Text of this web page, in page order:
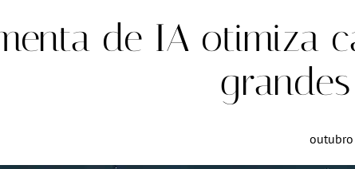
de IA otimiza